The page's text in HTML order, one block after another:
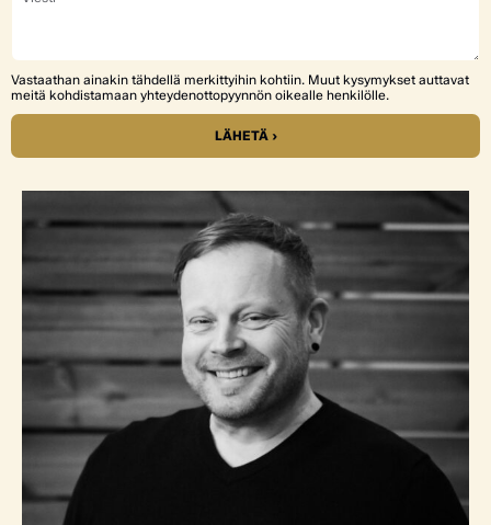
Vastaathan ainakin tähdellä merkittyihin kohtiin. Muut kysymykset auttavat
meitä kohdistamaan yhteydenottopyynnön oikealle henkilölle.
LÄHETÄ ›